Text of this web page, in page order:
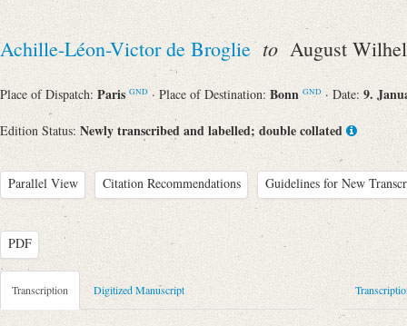
Achille-Léon-Victor de Broglie to August
Place of Dispatch: Paris GND · Place of Destination: Bonn GND · Date: 9.
Edition Status: Newly transcribed and labelled; double collated
Parallel View Citation Recommendations Guidelines for New
PDF
Metadata Concerning Header
Sender: Achille-Léon-Victor de Broglie
Transcription Digitized Manuscript